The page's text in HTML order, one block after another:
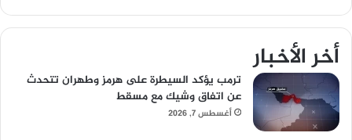
أخر الأخبار
ترمب يؤكد السيطرة على هرمز وطهران تتحدث
عن اتفاق وشيك مع مسقط
أغسطس 7, 2026